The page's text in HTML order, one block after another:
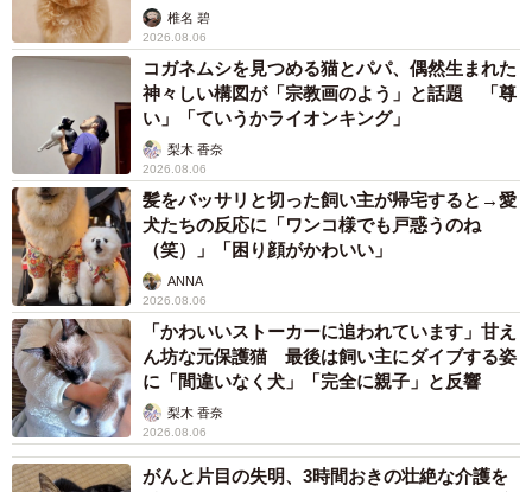
椎名 碧
2026.08.06
コガネムシを見つめる猫とパパ、偶然生まれた
神々しい構図が「宗教画のよう」と話題 「尊
い」「ていうかライオンキング」
梨木 香奈
2026.08.06
髪をバッサリと切った飼い主が帰宅すると→愛
犬たちの反応に「ワンコ様でも戸惑うのね
（笑）」「困り顔がかわいい」
ANNA
2026.08.06
「かわいいストーカーに追われています」甘え
ん坊な元保護猫 最後は飼い主にダイブする姿
に「間違いなく犬」「完全に親子」と反響
梨木 香奈
2026.08.06
がんと片目の失明、3時間おきの壮絶な介護を